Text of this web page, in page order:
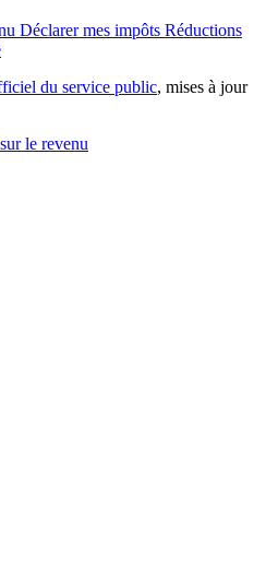
Déclarer mes impôts Réductions
du service public, mises à jour
le revenu